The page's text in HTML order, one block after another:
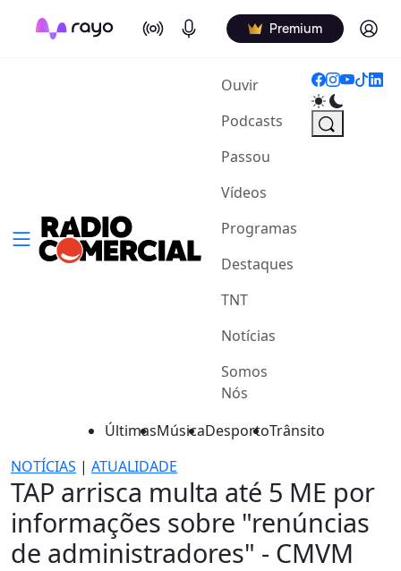
On Air Podcasts Premium Log in
Ouvir(current)
Podcasts
Passou
Vídeos
Programas
Destaques
TNT
Notícias
Somos
Nós
ÚltimasMúsicaDesportoTrânsito
NOTÍCIAS | ATUALIDADE
TAP arrisca multa até 5 ME por
informações sobre "renúncias
de administradores" - CMVM